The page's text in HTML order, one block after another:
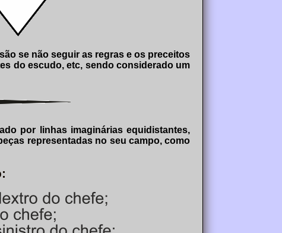
se não seguir as regras e os preceitos
do escudo, etc, sendo considerado um
por linhas imaginárias equidistantes,
representadas no seu campo, como